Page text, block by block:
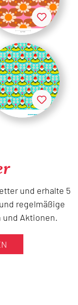
und erhalte 5
regelmäßige
Aktionen.